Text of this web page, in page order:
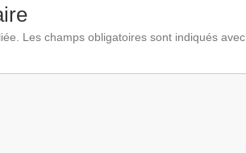
Les champs obligatoires sont indiqués